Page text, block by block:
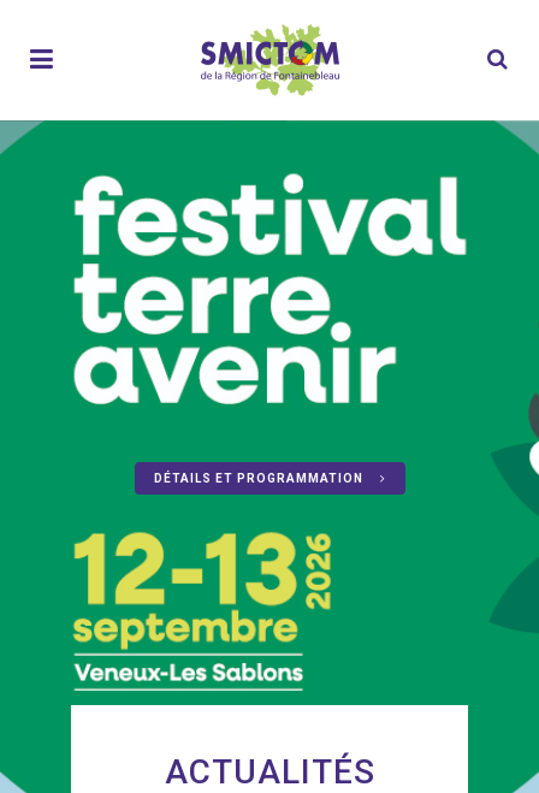
DÉTAILS ET PROGRAMMATION
ACTUALITÉS